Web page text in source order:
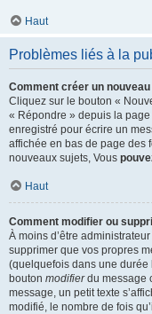
Haut
Problèmes liés à la
Comment créer un
Cliquez sur le bouton «
« Répondre » depuis la page
enregistré pour écrire un
affichée en bas de page des
nouveaux sujets, Vous
Haut
Comment modifier ou
À moins d’être
supprimer que vos propres
(quelquefois dans une
bouton modifierdu message
message, un petit texte
modifié, le nombre de fois